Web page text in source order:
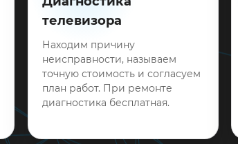
телевизора
Находим причину
неисправности, называем
точную стоимость и согласуем
план работ. При ремонте
диагностика бесплатная.